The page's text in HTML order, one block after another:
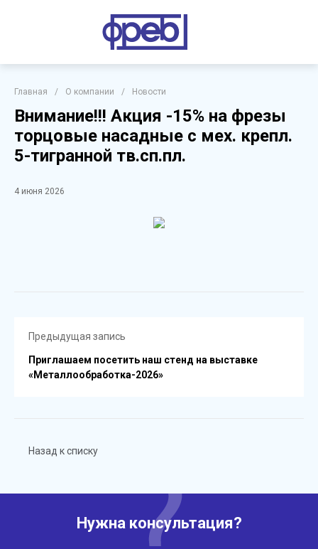
Главная / О компании / Новости
Внимание!!! Акция -15% на фрезы
торцовые насадные с мех. крепл.
5-тигранной тв.сп.пл.
4 июня 2026
Предыдущая запись
Приглашаем посетить наш стенд на выставке
«Металлообработка-2026»
Назад к списку
Нужна консультация?